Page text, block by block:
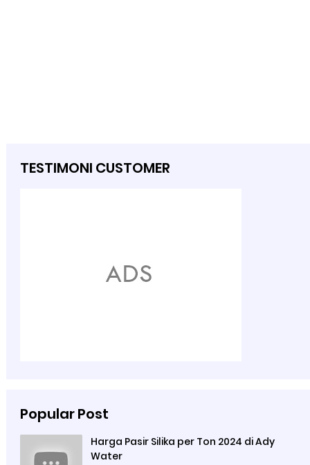
TESTIMONI CUSTOMER
Popular Post
Harga Pasir Silika per Ton 2024 di Ady
Water